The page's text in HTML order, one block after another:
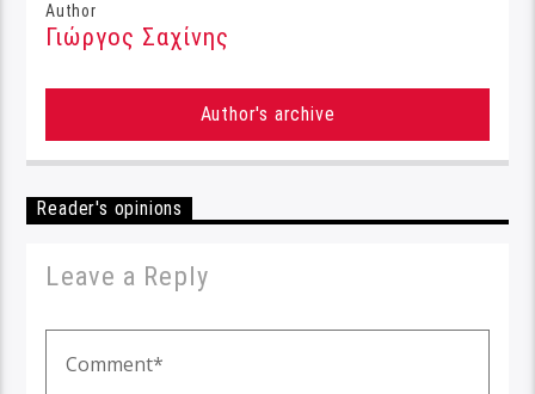
Author
Γιώργος Σαχίνης
Author's archive
Reader's opinions
Leave a Reply